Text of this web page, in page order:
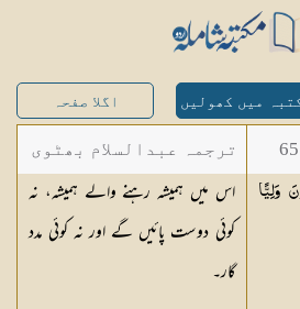
میں کھولیں اگلا صفحہ
وَلِيًّا
ترجمہ عبدالسلام بھٹوی
- عبدالسلام بن محمد
اس میں ہمیشہ رہنے والے ہمیشہ، نہ
کوئی دوست پائیں گے اور نہ کوئی مدد
گار۔